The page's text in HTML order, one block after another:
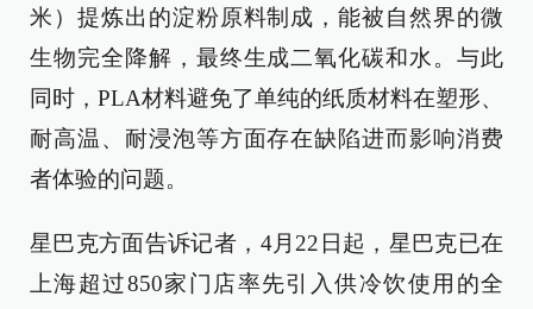
米）提炼出的淀粉原料制成，能被自然界的微
生物完全降解，最终生成二氧化碳和水。与此
同时，PLA材料避免了单纯的纸质材料在塑形、
耐高温、耐浸泡等方面存在缺陷进而影响消费
者体验的问题。
星巴克方面告诉记者，4月22日起，星巴克已在
上海超过850家门店率先引入供冷饮使用的全